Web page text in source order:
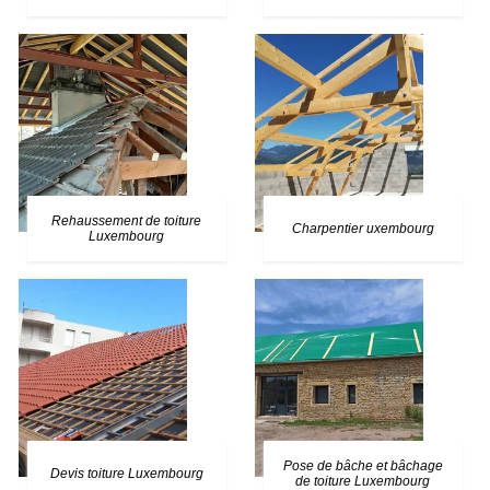
Rehaussement de toiture
Luxembourg
Charpentier uxembourg
Devis toiture Luxembourg
Pose de bâche et bâchage
de toiture Luxembourg